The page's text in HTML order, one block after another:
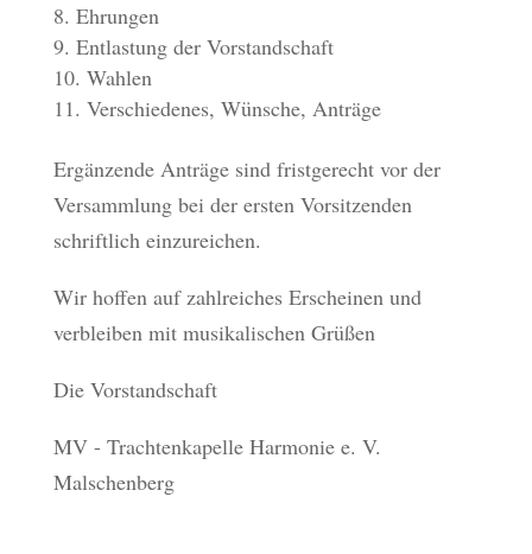
Ehrungen
Entlastung der Vorstandschaft
Wahlen
Verschiedenes, Wünsche, Anträge
Ergänzende Anträge sind fristgerecht vor der
Versammlung bei der ersten Vorsitzenden
schriftlich einzureichen.
Wir hoffen auf zahlreiches Erscheinen und
verbleiben mit musikalischen Grüßen
Die Vorstandschaft
MV - Trachtenkapelle Harmonie e. V.
Malschenberg